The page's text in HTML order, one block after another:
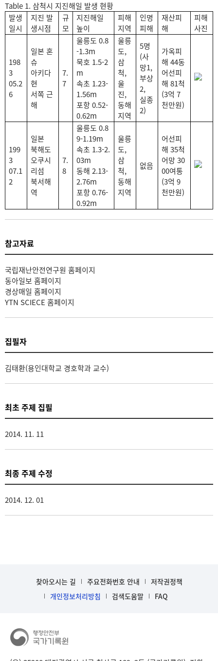
Table 1. 삼척시 지진해일 발생 현황
발생
일시
지진 발
생시점
규
모
지진해일
높이
피해
지역
인명
피해
재산피
해
피해
사진
198
3
05.2
6
일본 혼
슈
아키다
현
서쪽 근
해
7.
7
울릉도 0.8
-1.3m
묵호 1.5-2
m
속초 1.23-
1.56m
포항 0.52-
0.62m
울릉
도,
삼
척,
울
진,
동해
지역
5명
(사
망1,
부상
2,
실종
2)
가옥피
해 44동
어선피
해 81척
(3억 7
천만원)
199
3
07.1
2
일본
북해도
오쿠시
리섬
북서해
역
7.
8
울릉도 0.8
9-1.19m
속초 1.3-2.
03m
동해 2.13-
2.76m
포항 0.76-
0.92m
울릉
도,
삼
척,
동해
지역
없음
어선피
해 35척
어망 30
00여통
(3억 9
천만원)
참고자료
국립재난안전연구원 홈페이지
동아일보 홈페이지
경상매일 홈페이지
YTN SCIECE 홈페이지
집필자
김태환(용인대학교 경호학과 교수)
최초 주제 집필
2014. 11. 11
최종 주제 수정
2014. 12. 01
찾아오시는 길 주요전화번호 안내
저작권정책
개인정보처리방침
검색도움말 FAQ